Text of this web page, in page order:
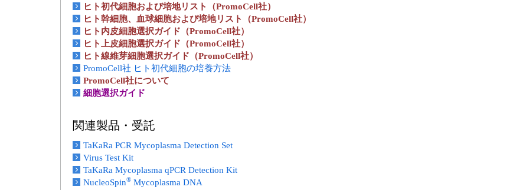
ヒト初代細胞および培地リスト（PromoCell社）
ヒト幹細胞、血球細胞および培地リスト（PromoCell社）
ヒト内皮細胞選択ガイド（PromoCell社）
ヒト上皮細胞選択ガイド（PromoCell社）
ヒト線維芽細胞選択ガイド（PromoCell社）
PromoCell社 ヒト初代細胞の培養方法
PromoCell社について
細胞選択ガイド
関連製品・受託
TaKaRa PCR Mycoplasma Detection Set
Virus Test Kit
TaKaRa Mycoplasma qPCR Detection Kit
NucleoSpin® Mycoplasma DNA